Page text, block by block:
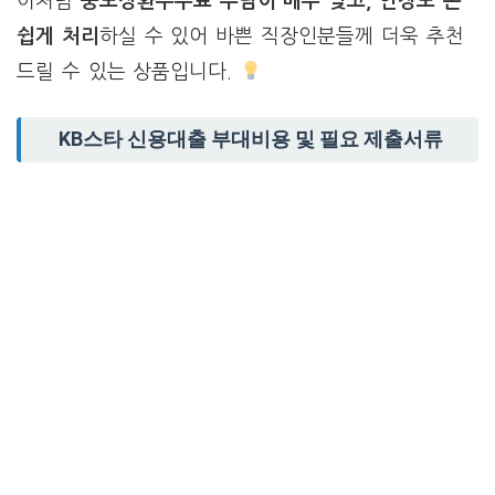
쉽게 처리 하실 수 있어 바쁜 직장인분들께 더욱 추천
드릴 수 있는 상품입니다.
KB스타 신용대출 부대비용 및 필요 제출서류